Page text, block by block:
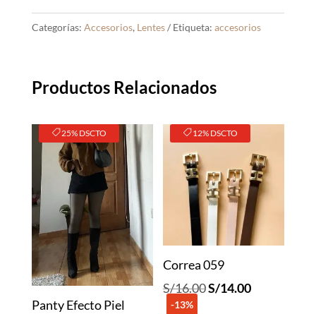
Categorías: Accesorios, Lentes Etiqueta: accesorios
Productos Relacionados
25% DSCTO
Panty Efecto Piel
12% DSCTO
Correa 059
S/16.00El
S/14.00El
-13%